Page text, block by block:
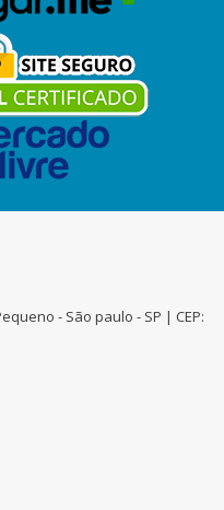
- São paulo - SP | CEP: